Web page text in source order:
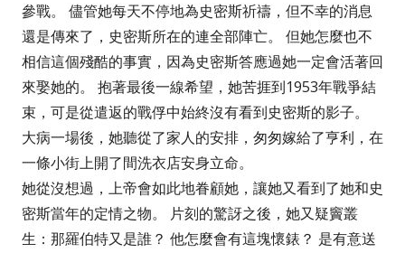
參戰。 儘管她每天不停地為史密斯祈禱，但不幸的消息
還是傳來了，史密斯所在的連全部陣亡。 但她怎麼也不
相信這個殘酷的事實，因為史密斯答應過她一定會活著回
來娶她的。 抱著最後一線希望，她苦捱到1953年戰爭結
束，可是從遣返的戰俘中始終沒有看到史密斯的影子。
大病一場後，她聽從了家人的安排，匆匆嫁給了亨利，在
一條小街上開了間洗衣店安身立命。
她從沒想過，上帝會如此地眷顧她，讓她又看到了她和史
密斯當年的定情之物。 片刻的驚訝之後，她又疑竇叢
生：那羅伯特又是誰？ 他怎麼會有這塊懷錶？ 是有意送